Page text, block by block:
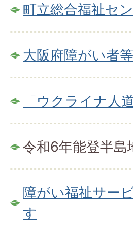
町立総合福祉セ
大阪府障がい者
「ウクライナ人
令和6年能登半島
障がい福祉サー
す